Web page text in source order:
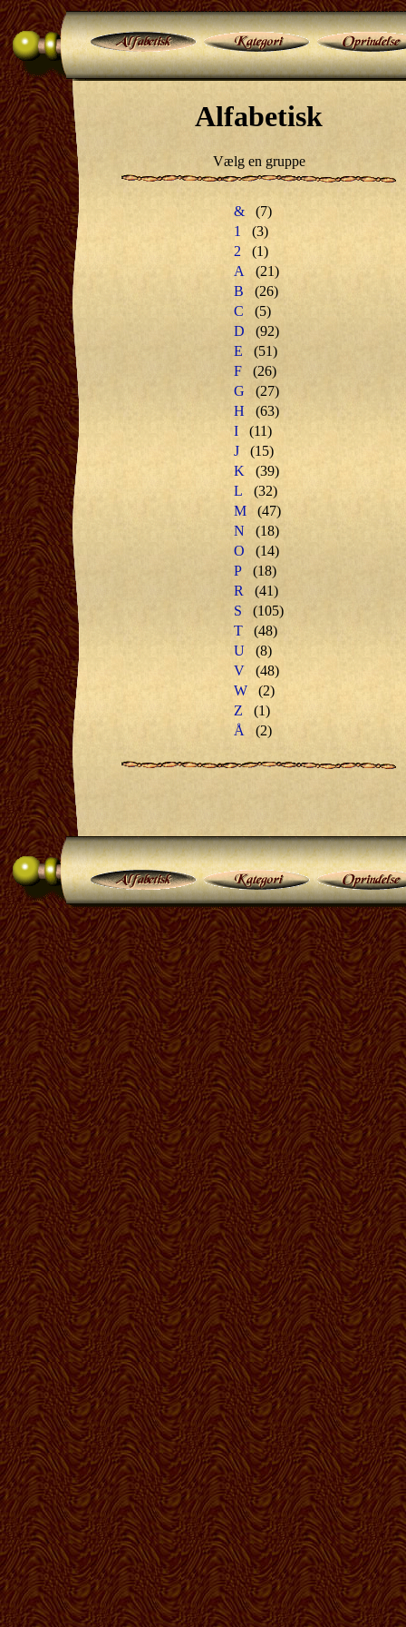
Alfabetisk
Vælg en gruppe
& (7)
1
(3)
2 (1)
A
(21)
B (26)
C (5)
D (92)
E (51)
F (26)
G (27)
H (63)
I (11)
J (15)
K (39)
L (32)
M (47)
N (18)
O (14)
P (18)
R
(41)
S (105)
T (48)
U (8)
V (48)
W (2)
Z (1)
Å
(2)